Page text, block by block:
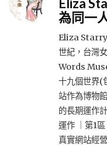
Eliza
為同一
Eliza Starry
世紀，台灣
Words
十九個世界(
站作為博物
的長期運作
運作 ｜第1
真實網站經